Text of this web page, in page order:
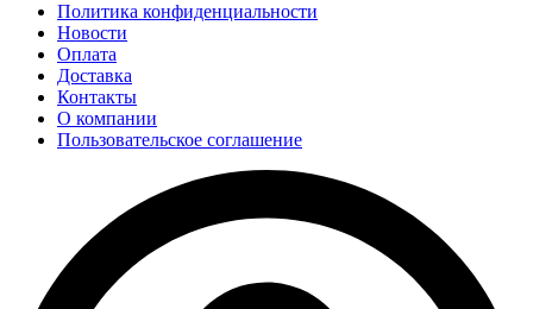
Политика конфиденциальности
Новости
Оплата
Доставка
Контакты
О компании
Пользовательское соглашение